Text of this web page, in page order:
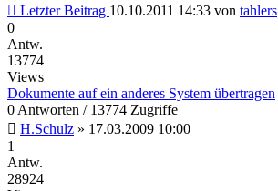
Letzter Beitrag 10.10.2011 14:33 von tahlers
0
Antw.
13774
Views
Dokumente auf ein anderes System übertragen
0 Antworten / 13774 Zugriffe
H.Schulz » 17.03.2009 10:00
1
Antw.
28924